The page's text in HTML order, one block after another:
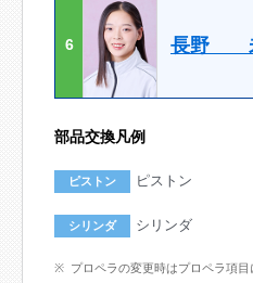
6 長野
部品交換凡例
ピストン ピストン
シリンダ シリンダ
プロペラの変更時はプロペラ項目